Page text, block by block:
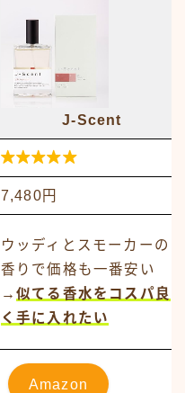
J-Scent

7,480円
ウッディとスモーカーの
香りで価格も一番安い
→ 似てる香水をコスパ良
く手に入れたい
Amazon